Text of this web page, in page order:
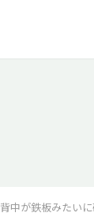
背中が鉄板みたい